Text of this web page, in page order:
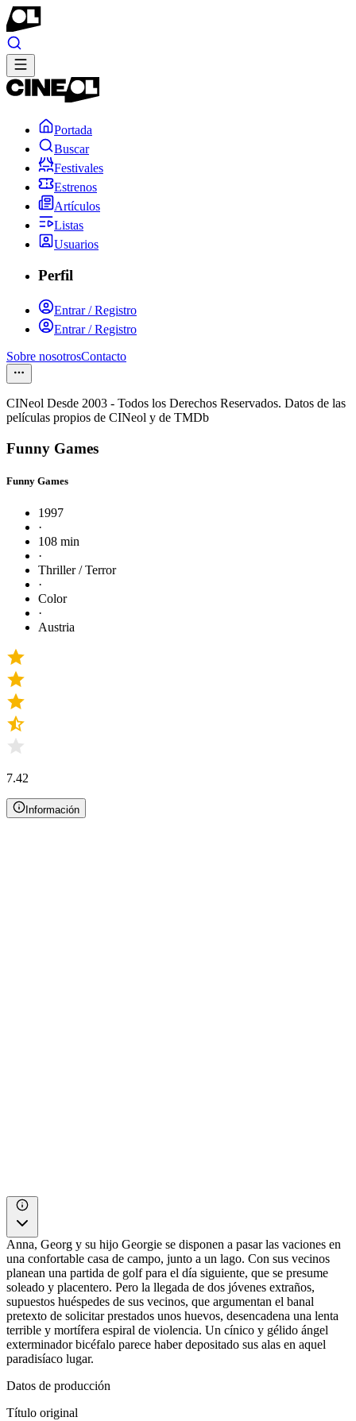
Portada
Buscar
Festivales
Estrenos
Artículos
Listas
Usuarios
Perfil
Entrar / Registro
Entrar / Registro
Sobre nosotrosContacto
CINeol Desde 2003 - Todos los Derechos Reservados. Datos de las
películas propios de CINeol y de TMDb
Funny Games
Funny Games
1997
·
108 min
·
Thriller / Terror
·
Color
·
Austria
7.42
Información
Anna, Georg y su hijo Georgie se disponen a pasar las vaciones en
una confortable casa de campo, junto a un lago. Con sus vecinos
planean una partida de golf para el día siguiente, que se presume
soleado y placentero. Pero la llegada de dos jóvenes extraños,
supuestos huéspedes de sus vecinos, que argumentan el banal
pretexto de solicitar prestados unos huevos, desencadena una lenta
terrible y mortífera espiral de violencia. Un cínico y gélido ángel
exterminador bicéfalo parece haber depositado sus alas en aquel
paradisíaco lugar.
Datos de producción
Título original